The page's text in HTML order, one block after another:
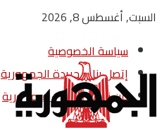
السبت, أغسطس 8, 2026
سياسة الخصوصية
إتصل بنا – جريدة الجمهورية
من نحن – جريدة الجمهورية